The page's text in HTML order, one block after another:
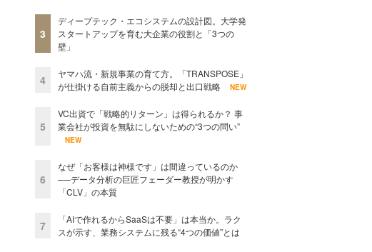
3
ディープテック・エコシステムの設計図。大学発
スタートアップを育む大企業の役割と「3つの
壁」
4
ヤマハ流・新規事業の育て方。「TRANSPOSE」
が仕掛ける自前主義からの脱却と出口戦略
NEW
5
VC出資で「戦略的リターン」は得られるか？ 事
業会社が投資を無駄にしないための“3つの問い”
NEW
6
なぜ「お客様は神様です」は間違っているのか
──データ分析の巨匠フェーダー教授が明かす
「CLV」の本質
7
「AIで作れるからSaaSは不要」は本当か。ラク
スが示す、業務システムに残る“4つの価値”とは